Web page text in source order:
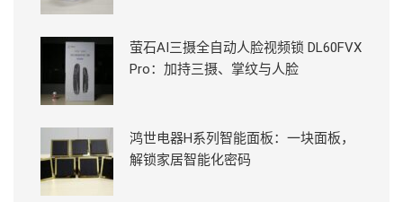
萤石AI三摄全自动人脸视频锁 DL60FVX
Pro：加持三摄、掌纹与人脸
鸿世电器H系列智能面板：一块面板，
解锁家居智能化密码